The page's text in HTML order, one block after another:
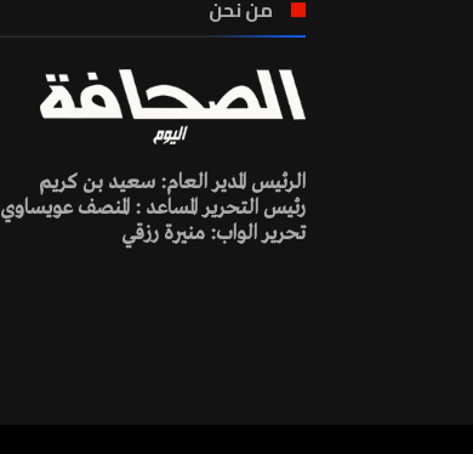
من نحن
الرئيس المدير العام: سعيد بن كريم
رئيس التحرير المساعد : المنصف عويساوي
تحرير الواب: منيرة رزقي